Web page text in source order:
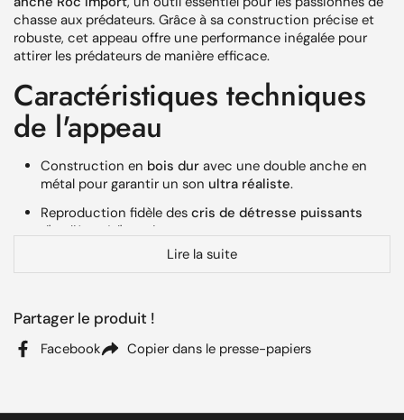
chasse aux prédateurs. Grâce à sa construction précise et
robuste, cet appeau offre une performance inégalée pour
attirer les prédateurs de manière efficace.
Caractéristiques techniques
de l'appeau
Construction en bois duravec une double anche en
métal pour garantir un son ultra réaliste.
Reproduction fidèle des cris de détresse puissants
d'un lièvre à l'agonie.
Capacité de grande portée, idéale pour attirer des
prédateurs même à distance.
ergonomique et robuste.
Avantages de l'appeau
Lire la suite
Partager le produit !
Facebook Copier dans le presse-papiers